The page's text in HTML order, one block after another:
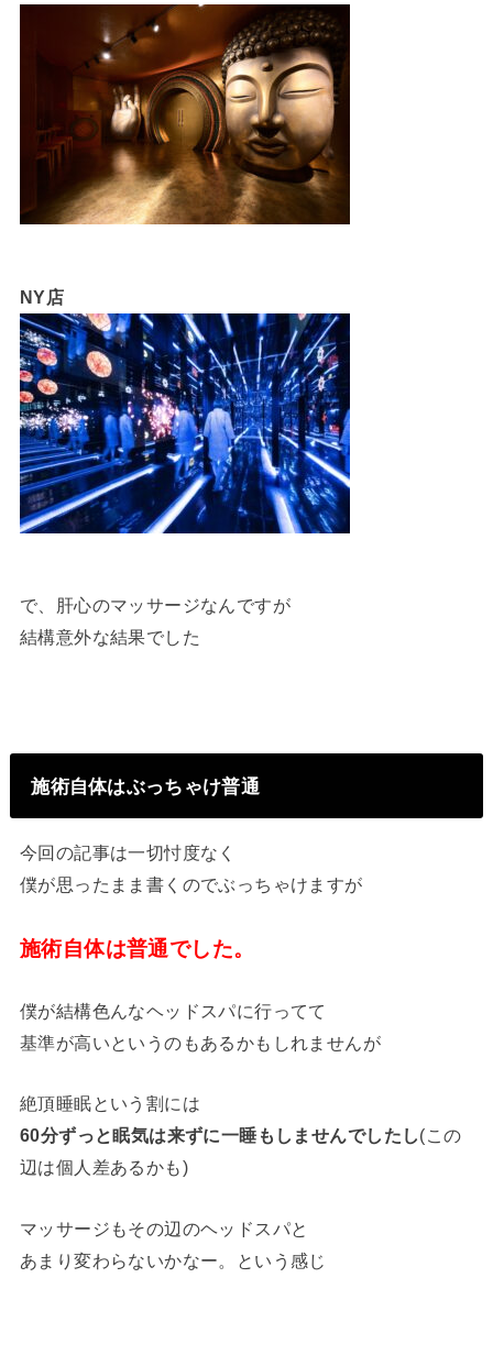
NY店
で、肝心のマッサージなんですが
結構意外な結果でした
施術自体はぶっちゃけ普通
今回の記事は一切忖度なく
僕が思ったまま書くのでぶっちゃけますが
施術自体は普通でした。
僕が結構色んなヘッドスパに行ってて
基準が高いというのもあるかもしれませんが
絶頂睡眠という割には
60分ずっと眠気は来ずに一睡もしませんでしたし(この
辺は個人差あるかも)
マッサージもその辺のヘッドスパと
あまり変わらないかなー。という感じ